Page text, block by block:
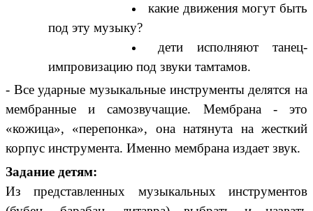
какие движения могут быть
под эту музыку?
дети исполняют танец-
импровизацию под звуки тамтамов.
- Все ударные музыкальные инструменты делятся на
мембранные и самозвучащие. Мембрана - это
«кожица», «перепонка», она натянута на жесткий
корпус инструмента. Именно мембрана издает звук.
Задание детям:
Из представленных музыкальных инструментов